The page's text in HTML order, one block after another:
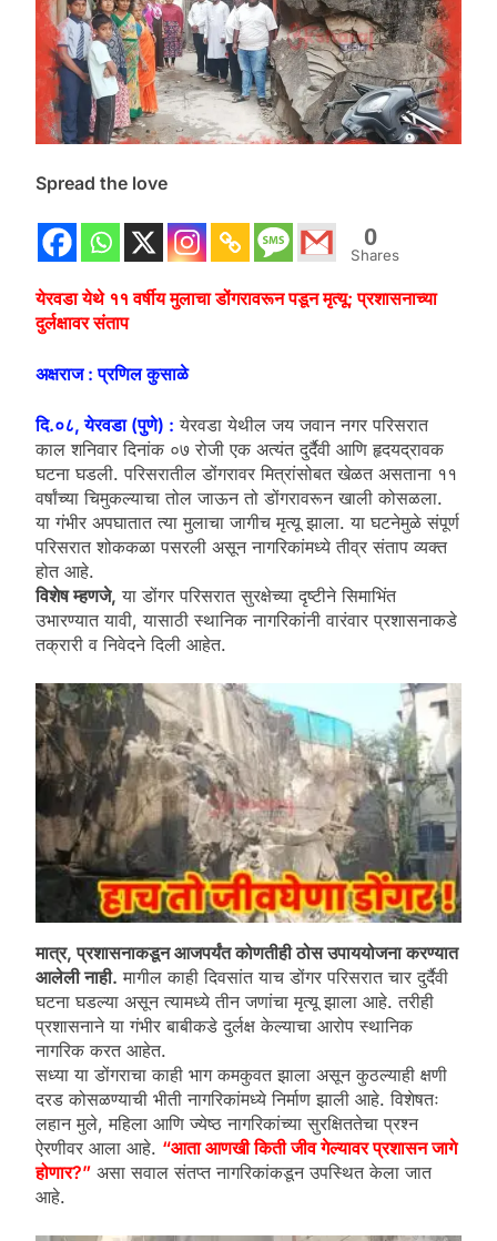
Spread the love
0
Shares
येरवडा येथे ११ वर्षीय मुलाचा डोंगरावरून पडून मृत्यू; प्रशासनाच्या
दुर्लक्षावर संताप
अक्षराज : प्रणिल कुसाळे
दि.०८, येरवडा (पुणे) : येरवडा येथील जय जवान नगर परिसरात
काल शनिवार दिनांक ०७ रोजी एक अत्यंत दुर्दैवी आणि हृदयद्रावक
घटना घडली. परिसरातील डोंगरावर मित्रांसोबत खेळत असताना ११
वर्षांच्या चिमुकल्याचा तोल जाऊन तो डोंगरावरून खाली कोसळला.
या गंभीर अपघातात त्या मुलाचा जागीच मृत्यू झाला. या घटनेमुळे संपूर्ण
परिसरात शोककळा पसरली असून नागरिकांमध्ये तीव्र संताप व्यक्त
होत आहे.
विशेष म्हणजे, या डोंगर परिसरात सुरक्षेच्या दृष्टीने सिमाभिंत
उभारण्यात यावी, यासाठी स्थानिक नागरिकांनी वारंवार प्रशासनाकडे
तक्रारी व निवेदने दिली आहेत.
मात्र, प्रशासनाकडून आजपर्यंत कोणतीही ठोस उपाययोजना करण्यात
आलेली नाही. मागील काही दिवसांत याच डोंगर परिसरात चार दुर्दैवी
घटना घडल्या असून त्यामध्ये तीन जणांचा मृत्यू झाला आहे. तरीही
प्रशासनाने या गंभीर बाबीकडे दुर्लक्ष केल्याचा आरोप स्थानिक
नागरिक करत आहेत.
सध्या या डोंगराचा काही भाग कमकुवत झाला असून कुठल्याही क्षणी
दरड कोसळण्याची भीती नागरिकांमध्ये निर्माण झाली आहे. विशेषतः
लहान मुले, महिला आणि ज्येष्ठ नागरिकांच्या सुरक्षिततेचा प्रश्न
ऐरणीवर आला आहे. “आता आणखी किती जीव गेल्यावर प्रशासन जागे
होणार?” असा सवाल संतप्त नागरिकांकडून उपस्थित केला जात
आहे.